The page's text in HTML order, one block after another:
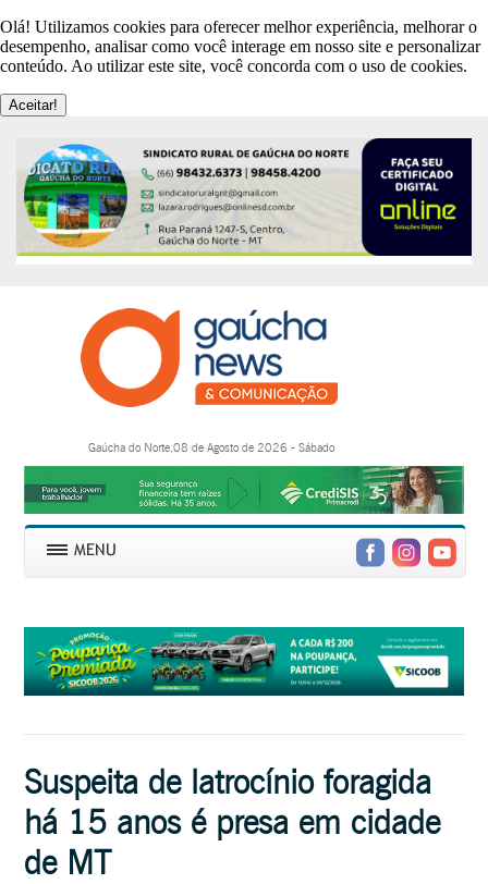
Olá! Utilizamos cookies para oferecer melhor experiência, melhorar o
desempenho, analisar como você interage em nosso site e personalizar
conteúdo. Ao utilizar este site, você concorda com o uso de cookies.
Aceitar!
Gaúcha do Norte,08 de Agosto de 2026 - Sábado
Suspeita de latrocínio foragida
há 15 anos é presa em cidade
de MT